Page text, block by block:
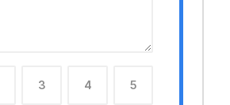
3 4 5